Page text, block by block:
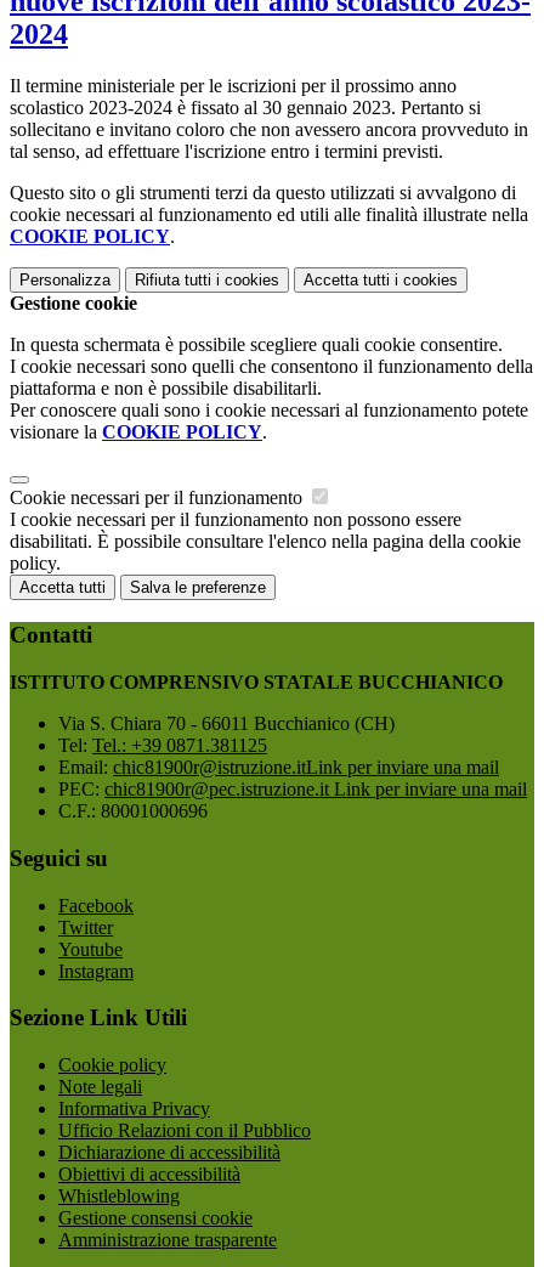
2024
Il termine ministeriale per le iscrizioni per il prossimo anno
scolastico 2023-2024 è fissato al 30 gennaio 2023. Pertanto si
sollecitano e invitano coloro che non avessero ancora provveduto in
tal senso, ad effettuare l'iscrizione entro i termini previsti.
Questo sito o gli strumenti terzi da questo utilizzati si avvalgono di
cookie necessari al funzionamento ed utili alle finalità illustrate nella
COOKIE POLICY.
Personalizza Rifiuta tutti i cookies Accetta tutti i cookies
Gestione cookie
In questa schermata è possibile scegliere quali cookie consentire.
I cookie necessari sono quelli che consentono il funzionamento della
piattaforma e non è possibile disabilitarli.
Per conoscere quali sono i cookie necessari al funzionamento potete
visionare la COOKIE POLICY.
Cookie necessari per il funzionamento
I cookie necessari per il funzionamento non possono essere
disabilitati. È possibile consultare l'elenco nella pagina della cookie
policy.
Accetta tutti Salva le preferenze
Contatti
ISTITUTO COMPRENSIVO STATALE BUCCHIANICO
Via S. Chiara 70 - 66011 Bucchianico (CH)
Tel: Tel.: +39 0871.381125
Email: chic81900r@istruzione.itLink per inviare una mail
PEC: chic81900r@pec.istruzione.it Link per inviare una mail
C.F.: 80001000696
Seguici su
Facebook
Twitter
Youtube
Instagram
Sezione Link Utili
Cookie policy
Note legali
Informativa Privacy
Ufficio Relazioni con il Pubblico
Dichiarazione di accessibilità
Obiettivi di accessibilità
Whistleblowing
Gestione consensi cookie
Amministrazione trasparente